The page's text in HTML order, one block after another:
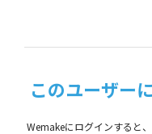
このユーザー
Wemakeにログインすると